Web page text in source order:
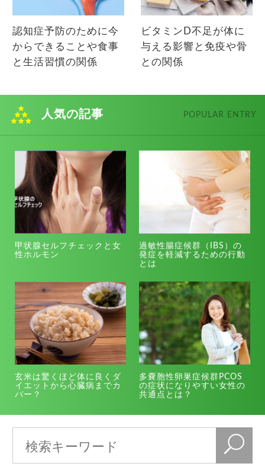
認知症予防のために今
からできることや食事
と生活習慣の関係
ビタミンD不足が体に
与える影響と免疫や骨
との関係
人気の記事 POPULAR ENTRY
甲状腺セルフチェックと女
性ホルモン
過敏性腸症候群（IBS）の
発症を軽減するための行動
とは
玄米は驚くほど体に良くダ
イエットから心臓病までカ
バー？
多嚢胞性卵巣症候群PCOS
の症状になりやすい女性の
共通点とは？